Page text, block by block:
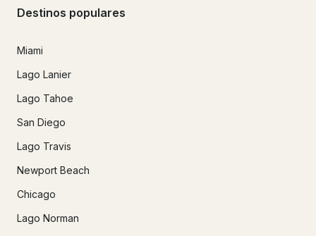
Destinos populares
Miami
Lago Lanier
Lago Tahoe
San Diego
Lago Travis
Newport Beach
Chicago
Lago Norman